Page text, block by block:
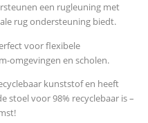
een rugleuning met
rug ondersteuning biedt.
voor flexibele
omgevingen en scholen.
kunststof en heeft
stoel voor 98% recyclebaar is –